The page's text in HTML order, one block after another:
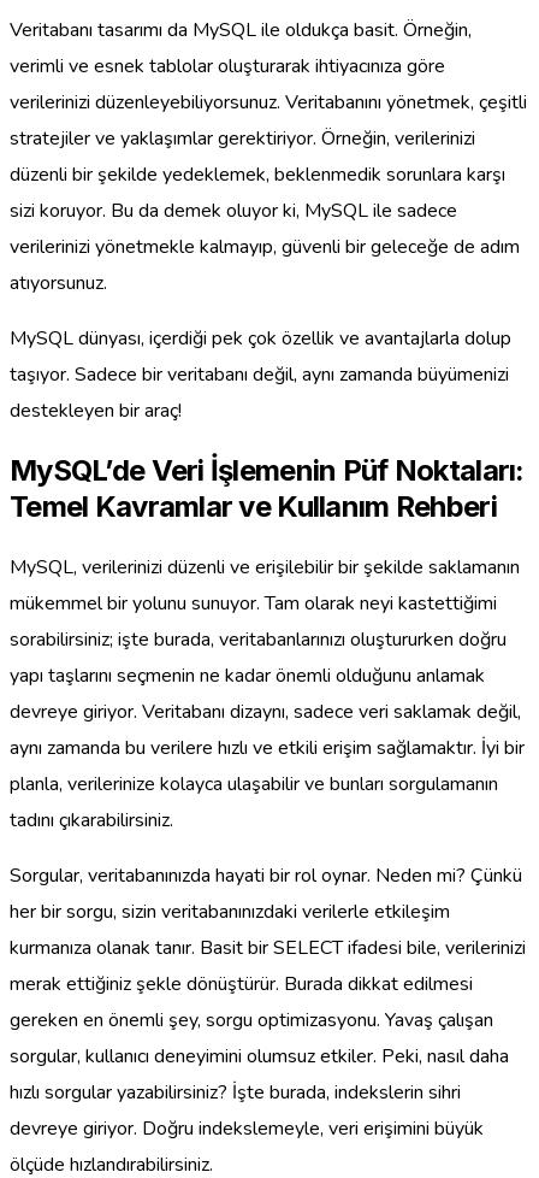
Veritabanı tasarımı da MySQL ile oldukça basit. Örneğin,
verimli ve esnek tablolar oluşturarak ihtiyacınıza göre
verilerinizi düzenleyebiliyorsunuz. Veritabanını yönetmek, çeşitli
stratejiler ve yaklaşımlar gerektiriyor. Örneğin, verilerinizi
düzenli bir şekilde yedeklemek, beklenmedik sorunlara karşı
sizi koruyor. Bu da demek oluyor ki, MySQL ile sadece
verilerinizi yönetmekle kalmayıp, güvenli bir geleceğe de adım
atıyorsunuz.
MySQL dünyası, içerdiği pek çok özellik ve avantajlarla dolup
taşıyor. Sadece bir veritabanı değil, aynı zamanda büyümenizi
destekleyen bir araç!
MySQL’de Veri İşlemenin Püf Noktaları:
Temel Kavramlar ve Kullanım Rehberi
MySQL, verilerinizi düzenli ve erişilebilir bir şekilde saklamanın
mükemmel bir yolunu sunuyor. Tam olarak neyi kastettiğimi
sorabilirsiniz; işte burada, veritabanlarınızı oluştururken doğru
yapı taşlarını seçmenin ne kadar önemli olduğunu anlamak
devreye giriyor. Veritabanı dizaynı, sadece veri saklamak değil,
aynı zamanda bu verilere hızlı ve etkili erişim sağlamaktır. İyi bir
planla, verilerinize kolayca ulaşabilir ve bunları sorgulamanın
tadını çıkarabilirsiniz.
Sorgular, veritabanınızda hayati bir rol oynar. Neden mi? Çünkü
her bir sorgu, sizin veritabanınızdaki verilerle etkileşim
kurmanıza olanak tanır. Basit bir SELECT ifadesi bile, verilerinizi
merak ettiğiniz şekle dönüştürür. Burada dikkat edilmesi
gereken en önemli şey, sorgu optimizasyonu. Yavaş çalışan
sorgular, kullanıcı deneyimini olumsuz etkiler. Peki, nasıl daha
hızlı sorgular yazabilirsiniz? İşte burada, indekslerin sihri
devreye giriyor. Doğru indekslemeyle, veri erişimini büyük
ölçüde hızlandırabilirsiniz.